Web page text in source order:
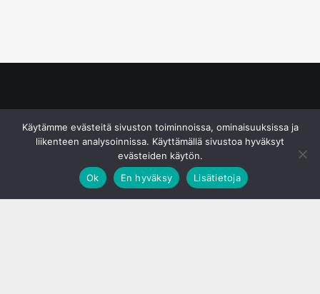
Käytämme evästeitä sivuston toiminnoissa, ominaisuuksissa ja
liikenteen analysoinnissa. Käyttämällä sivustoa hyväksyt
evästeiden käytön.
Ok
En hyväksy Lisätietoja